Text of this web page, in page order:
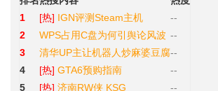
1
[热] IGN评测Steam主机
--
2
WPS占用C盘为何引舆论风波 --
3
清华UP主让机器人炒麻婆豆腐--
4
[热] GTA6预购指南
--
5
[热] 济南RW侠 KSG
--